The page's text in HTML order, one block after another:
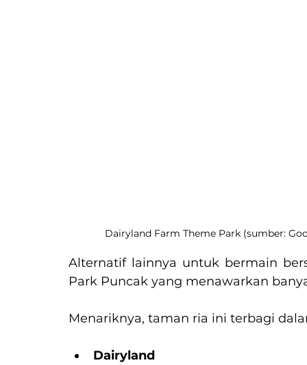
Dairyland Farm Theme Park (sumber:
Alternatif lainnya untuk bermain
Park Puncak yang menawarkan
Menariknya, taman ria ini terbagi
Dairyland